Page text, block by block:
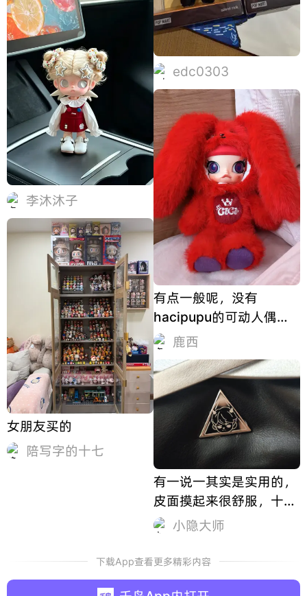
李沐沐子
女朋友买的
陪写字的十七
edc0303
有点一般呢，没有
hacipupu的可动人偶质
量好，塑料感严重
鹿西
有一说一其实是实用的，
皮面摸起来很舒服，十几
块钱收一个其实很值。
（但我是58抽的所以很不
值）
小隐大师
下载App查看更多精彩内容